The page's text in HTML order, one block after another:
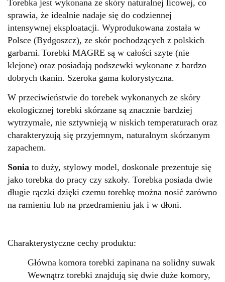
Torebka jest wykonana ze skóry naturalnej licowej, co
sprawia, że idealnie nadaje się do codziennej
intensywnej eksploatacji. Wyprodukowana została w
Polsce (Bydgoszcz), ze skór pochodzących z polskich
garbarni. Torebki MAGRE są w całości szyte (nie
klejone) oraz posiadają podszewki wykonane z bardzo
dobrych tkanin. Szeroka gama kolorystyczna.
W przeciwieństwie do torebek wykonanych ze skóry
ekologicznej torebki skórzane są znacznie bardziej
wytrzymałe, nie sztywnieją w niskich temperaturach oraz
charakteryzują się przyjemnym, naturalnym skórzanym
zapachem.
Sonia to duży, stylowy model, doskonale prezentuje się
jako torebka do pracy czy szkoły. Torebka posiada dwie
długie rączki dzięki czemu torebkę można nosić zarówno
na ramieniu lub na przedramieniu jak i w dłoni.
Charakterystyczne cechy produktu:
Główna komora torebki zapinana na solidny suwak
Wewnątrz torebki znajdują się dwie duże komory,